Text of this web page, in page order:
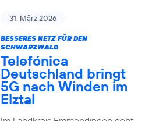
31. März 2026
BESSERES NETZ FÜR DEN
SCHWARZWALD
Telefónica
Deutschland bringt
5G nach Winden im
Elztal